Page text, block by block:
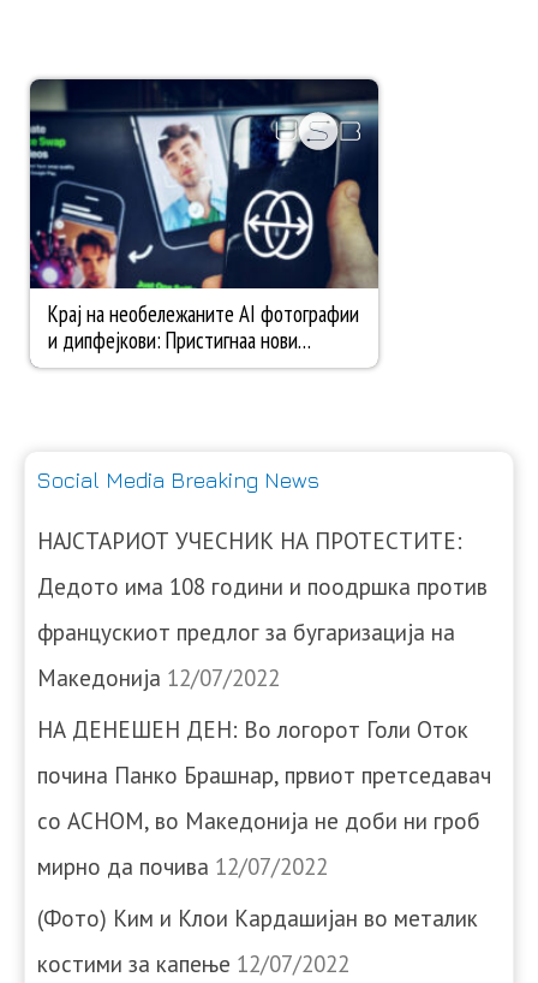
Social Media Breaking News
НАЈСТАРИОТ УЧЕСНИК НА ПРОТЕСТИТЕ:
Дедото има 108 години и поодршка против
францускиот предлог за бугаризација на
Македонија 12/07/2022
НА ДЕНЕШЕН ДЕН: Во логорот Голи Оток
почина Панко Брашнар, првиот претседавач
со АСНОМ, во Македонија не доби ни гроб
мирно да почива 12/07/2022
(Фото) Ким и Клои Кардашијан во металик
костими за капење 12/07/2022